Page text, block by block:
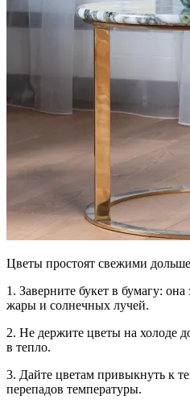
Цветы простоят свежими дольше
1. Заверните букет в бумагу: она
жары и солнечных лучей.
2. Не держите цветы на холоде
в тепло.
3. Дайте цветам привыкнуть к
перепадов температуры.